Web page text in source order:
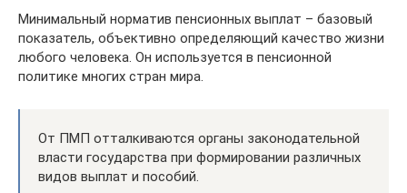
Минимальный норматив пенсионных выплат – базовый
показатель, объективно определяющий качество жизни
любого человека. Он используется в пенсионной
политике многих стран мира.
От ПМП отталкиваются органы законодательной
власти государства при формировании различных
видов выплат и пособий.